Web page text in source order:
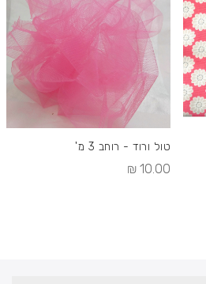
טול ורוד - רוחב 3 מ'
10.00 ₪